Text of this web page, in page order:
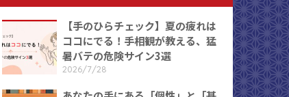
【手のひらチェック】夏の疲れは
ココにでる！手相観が教える、猛
暑バテの危険サイン3選
2026/7/28